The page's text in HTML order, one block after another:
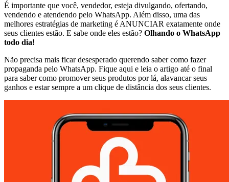
É importante que você, vendedor, esteja divulgando, ofertando,
vendendo e atendendo pelo WhatsApp. Além disso, uma das
melhores estratégias de marketing é ANUNCIAR exatamente onde
seus clientes estão. E sabe onde eles estão? Olhando o WhatsApp
todo dia!
Não precisa mais ficar desesperado querendo saber como fazer
propaganda pelo WhatsApp. Fique aqui e leia o artigo até o final
para saber como promover seus produtos por lá, alavancar seus
ganhos e estar sempre a um clique de distância dos seus clientes.